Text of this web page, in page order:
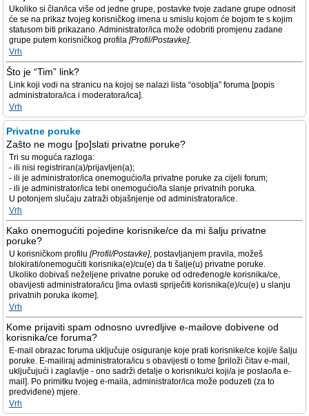
Ukoliko si član/ica više od jedne grupe, postavke tvoje zadane grupe odnosit
će se na prikaz tvojeg korisničkog imena u smislu kojom će bojom te s kojim
statusom biti prikazano. Administrator/ica može odobriti promjenu zadane
grupe putem korisničkog profila [Profil/Postavke].
Vrh
Što je “Tim” link?
Link koji vodi na stranicu na kojoj se nalazi lista “osoblja” foruma [popis
administratora/ica i moderatora/ica].
Vrh
Privatne poruke
Zašto ne mogu [po]slati privatne poruke?
Tri su moguća razloga:
- ili nisi registriran(a)/prijavljen(a);
- ili je administrator/ica onemogućio/la privatne poruke za cijeli forum;
- ili je administrator/ica tebi onemogućio/la slanje privatnih poruka.
U potonjem slučaju zatraži objašnjenje od administratora/ice.
Vrh
Kako onemogućiti pojedine korisnike/ce da mi šalju privatne
poruke?
U korisničkom profilu [Profil/Postavke], postavljanjem pravila, možeš
blokirati/onemogućiti korisnika(e)/cu(e) da ti šalje(u) privatne poruke.
Ukoliko dobivaš neželjene privatne poruke od određenog/e korisnika/ce,
obavijesti administratora/icu [ima ovlasti spriječiti korisnika(e)/cu(e) u slanju
privatnih poruka ikome].
Vrh
Kome prijaviti spam odnosno uvredljive e-mailove dobivene od
korisnika/ce foruma?
E-mail obrazac foruma uključuje osiguranje koje prati korisnike/ce koji/e šalju
poruke. E-mailiraj administratora/icu s obavijesti o tome [priloži čitav e-mail,
uključujući i zaglavlje - ono sadrži detalje o korisniku/ci koji/a je poslao/la e-
mail]. Po primitku tvojeg e-maila, administrator/ica može poduzeti (za to
predviđene) mjere.
Vrh